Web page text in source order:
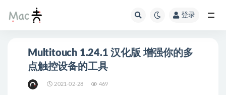
登录
Multitouch 1.24.1 汉化版 增强你的多
点触控设备的工具
2021-02-28 469